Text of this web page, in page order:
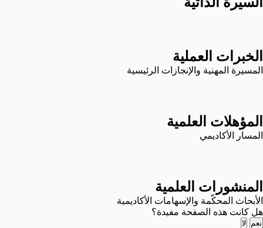
الخبرات العملية
المسيرة المهنية والإنجازات الرئيسية
المؤهلات العلمية
المسار الأكاديمي
المنشورات العلمية
الأبحاث المحكّمة والإسهامات الأكاديمية
هل كانت هذه الصفحة مفيدة؟
نعم لا